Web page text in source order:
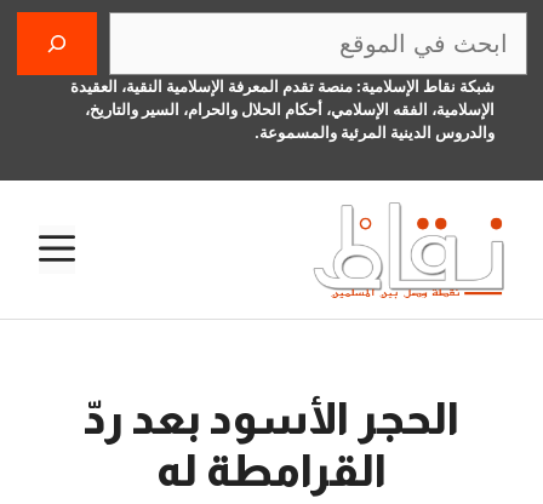
انتقل
المحتوىشبكة نقاط الإسلامية: منصة تقدم المعرفة الإسلامية النقية، العقيدة
الإسلامية، الفقه الإسلامي، أحكام الحلال والحرام، السير والتاريخ،
والدروس الدينية المرئية والمسموعة.
الحجر الأسود بعد ردّ
القرامطة له